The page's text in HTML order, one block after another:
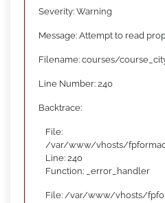
Severity: Warning
Message: Attempt to read
Filename: courses/
Line Number: 240
Backtrace:
File:
/var/www/vhosts/
Line: 240
Function: _error_handler
File: /var/www/vhosts/